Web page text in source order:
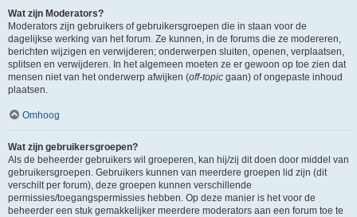
Wat zijn Moderators?
Moderators zijn gebruikers of gebruikersgroepen die in staan voor de
dagelijkse werking van het forum. Ze kunnen, in de forums die ze modereren,
berichten wijzigen en verwijderen; onderwerpen sluiten, openen, verplaatsen,
splitsen en verwijderen. In het algemeen moeten ze er gewoon op toe zien dat
mensen niet van het onderwerp afwijken (off-topic gaan) of ongepaste inhoud
plaatsen.
Omhoog
Wat zijn gebruikersgroepen?
Als de beheerder gebruikers wil groeperen, kan hij/zij dit doen door middel van
gebruikersgroepen. Gebruikers kunnen van meerdere groepen lid zijn (dit
verschilt per forum), deze groepen kunnen verschillende
permissies/toegangspermissies hebben. Op deze manier is het voor de
beheerder een stuk gemakkelijker meerdere moderators aan een forum toe te